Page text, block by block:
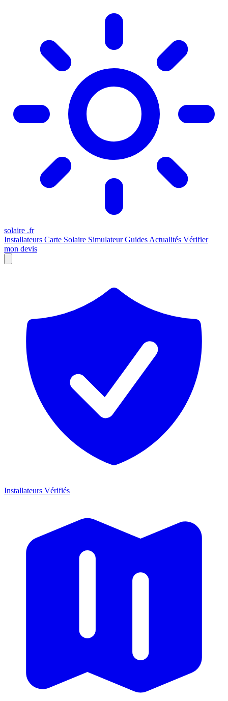
solaire .fr
Installateurs Carte Solaire SimulateurGuides Actualités Vérifier
mon devis
Installateurs Vérifiés